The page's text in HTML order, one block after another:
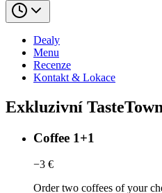
Dealy
Menu
Recenze
Kontakt & Lokace
Exkluzivní
Coffee 1+1
−3 €
Order two coffees of your